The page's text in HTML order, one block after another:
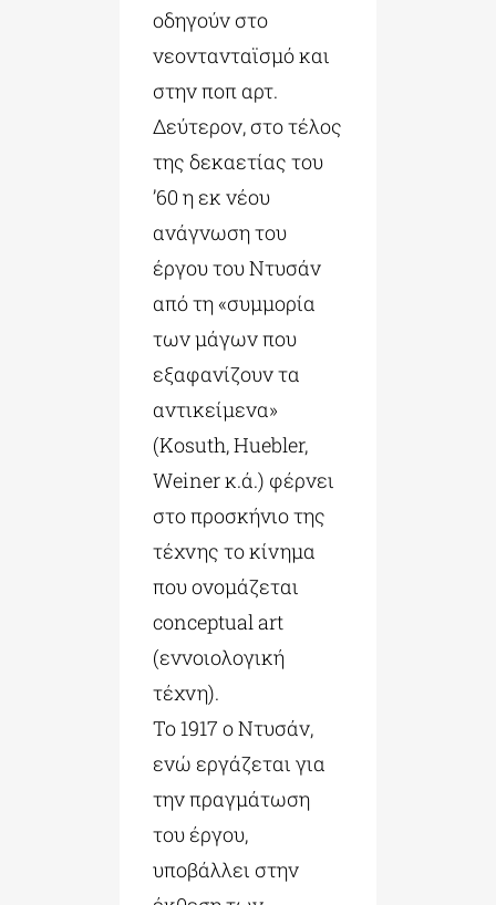
οδηγούν στο
νεοντανταϊσμό και
στην ποπ αρτ.
Δεύτερον, στο τέλος
της δεκαετίας του
’60 η εκ νέου
ανάγνωση του
έργου του Ντυσάν
από τη «συμμορία
των μάγων που
εξαφανίζουν τα
αντικείμενα»
(Kosuth, Huebler,
Weiner κ.ά.) φέρνει
στο προσκήνιο της
τέχνης το κίνημα
που ονομάζεται
conceptual art
(εννοιολογική
τέχνη).
Το 1917 ο Ντυσάν,
ενώ εργάζεται για
την πραγμάτωση
του έργου,
υποβάλλει στην